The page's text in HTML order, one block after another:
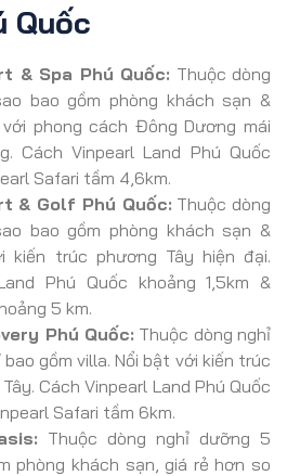
Quốc
& Spa Phú Quốc: Thuộc dòng
bao gồm phòng khách sạn &
phong cách Đông Dương mái
Cách Vinpearl Land Phú Quốc
Safari tầm 4,6km.
& Golf Phú Quốc: Thuộc dòng
bao gồm phòng khách sạn &
kiến trúc phương Tây hiện đại.
Phú Quốc khoảng 1,5km &
5 km.
Phú Quốc: Thuộc dòng nghỉ
gồm villa. Nổi bật với kiến trúc
Cách Vinpearl Land Phú Quốc
Safari tầm 6km.
Thuộc dòng nghỉ dưỡng 5
phòng khách sạn, giá rẻ hơn so